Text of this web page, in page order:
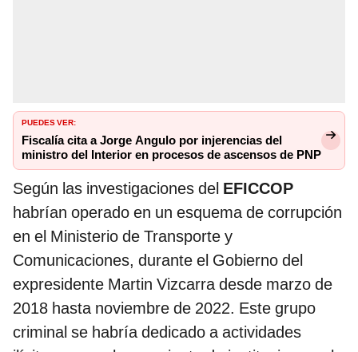
PUEDES VER:
Fiscalía cita a Jorge Angulo por injerencias del
ministro del Interior en procesos de ascensos de PNP
Según las investigaciones del EFICCOP
habrían operado en un esquema de corrupción
en el Ministerio de Transporte y
Comunicaciones, durante el Gobierno del
expresidente Martin Vizcarra desde marzo de
2018 hasta noviembre de 2022. Este grupo
criminal se habría dedicado a actividades